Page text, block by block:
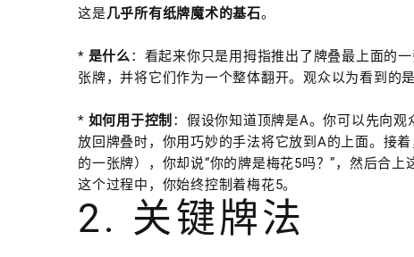
这是几乎所有纸牌魔术的基石。
* 是什么：看起来你只是用拇指推出了牌叠最上面的
张牌，并将它们作为一个整体翻开。观众以为看到的
* 如何用于控制 ：假设你知道顶牌是A。你可以先向
放回牌叠时，你用巧妙的手法将它放到A的上面。接
的一张牌），你却说“你的牌是梅花5吗？”，然后合
这个过程中，你始终控制着梅花5。
2. 关键牌法